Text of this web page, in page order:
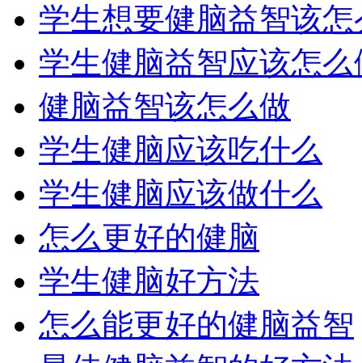
学生想要健脑益智该怎
学生健脑益智应该怎么
健脑益智该怎么做
学生健脑应该吃什么
学生健脑应该做什么
怎么更好的健脑
学生健脑好方法
怎么能更好的健脑益智